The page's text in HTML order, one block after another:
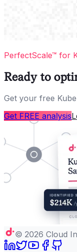
PerfectScale™ for
Ready to
Get your free
Get FREE analysis
© 2026 Cloud